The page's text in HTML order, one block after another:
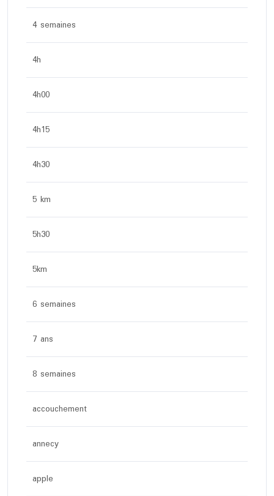
4 semaines
4h
4h00
4h15
4h30
5 km
5h30
5km
6 semaines
7 ans
8 semaines
accouchement
annecy
apple